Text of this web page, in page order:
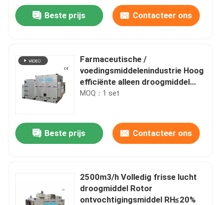
Beste prijs Contacteer ons
Farmaceutische /
voedingsmiddelenindustrie Hoog
efficiënte alleen droogmiddel
ontvochtiger
MOQ：1 set
Beste prijs Contacteer ons
2500m3/h Volledig frisse lucht
droogmiddel Rotor
ontvochtigingsmiddel RH≤20%